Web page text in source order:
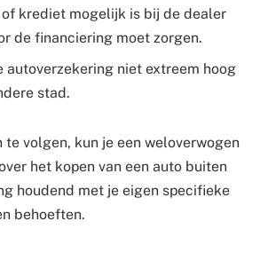
krediet mogelijk is bij de dealer
de financiering moet zorgen.
autoverzekering niet extreem hoog
stad.
te volgen, kun je een weloverwogen
het kopen van een auto buiten
houdend met je eigen specifieke
behoeften.